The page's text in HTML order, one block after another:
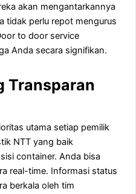
akan mengantarkannya
tidak perlu repot mengurus
to door service
Anda secara signifikan.
Transparan
utama setiap pemilik
NTT yang baik
container. Anda bisa
real-time. Informasi status
berkala oleh tim